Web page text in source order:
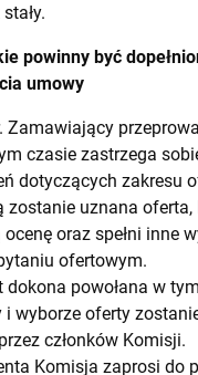
powinny być
umowy
Zamawiający
czasie zastrzega
dotyczących zakresu
zostanie uznana oferta,
oraz spełni inne
ofertowym.
dokona powołana w
i wyborze oferty
członków Komisji.
Komisja zaprosi do